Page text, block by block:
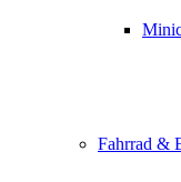
Fahrrad &